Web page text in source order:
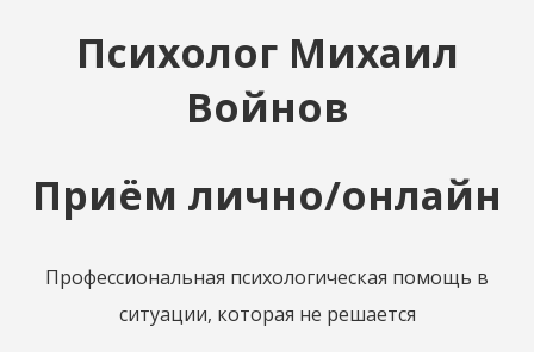
Психолог Михаил
Войнов
Приём лично/онлайн
Профессиональная психологическая помощь в
ситуации, которая не решается